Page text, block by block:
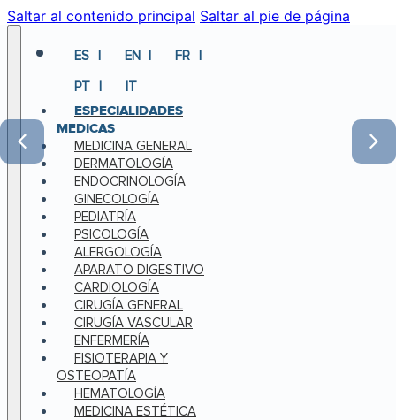
Saltar al contenido principal Saltar al pie de página
ES EN
FR
PT
IT
ESPECIALIDADES
MEDICAS
MEDICINA GENERAL
DERMATOLOGÍA
ENDOCRINOLOGÍA
GINECOLOGÍA
PEDIATRÍA
PSICOLOGÍA
ALERGOLOGÍA
APARATO DIGESTIVO
CARDIOLOGÍA
CIRUGÍA GENERAL
CIRUGÍA VASCULAR
ENFERMERÍA
FISIOTERAPIA Y
OSTEOPATÍA
HEMATOLOGÍA
MEDICINA ESTÉTICA